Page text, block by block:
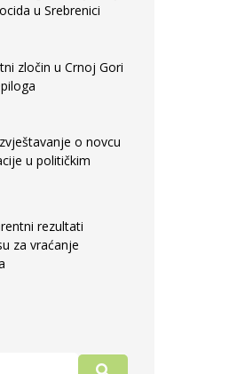
u Srebrenici
zločin u Crnoj Gori
o novcu
u političkim
rezultati
za vraćanje